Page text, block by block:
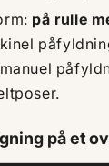
på rulle
på et